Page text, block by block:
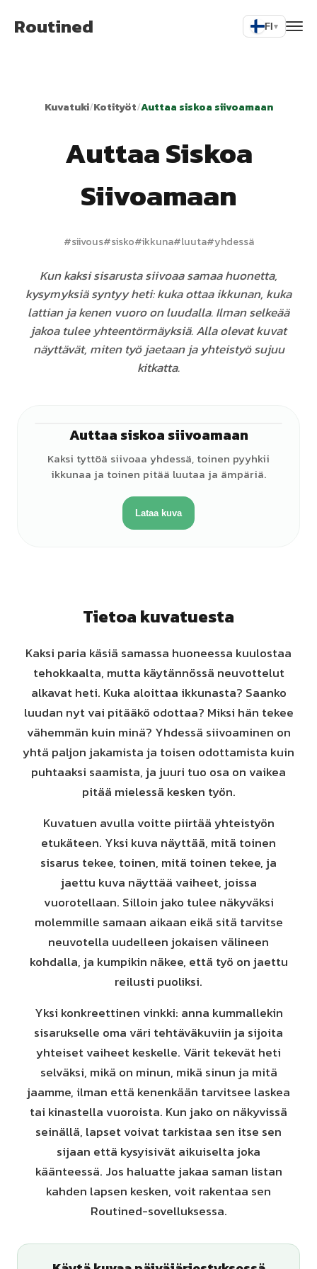
Routined FI▾
Kuvatuki/Kotityöt/Auttaa siskoa siivoamaan
Auttaa Siskoa
Siivoamaan
#siivous#sisko#ikkuna#luuta#yhdessä
Kun kaksi sisarusta siivoaa samaa huonetta,
kysymyksiä syntyy heti: kuka ottaa ikkunan, kuka
lattian ja kenen vuoro on luudalla. Ilman selkeää
jakoa tulee yhteentörmäyksiä. Alla olevat kuvat
näyttävät, miten työ jaetaan ja yhteistyö sujuu
kitkatta.
Auttaa siskoa siivoamaan
Kaksi tyttöä siivoaa yhdessä, toinen pyyhkii
ikkunaa ja toinen pitää luutaa ja ämpäriä.
Lataa kuva
Tietoa kuvatuesta
Kaksi paria käsiä samassa huoneessa kuulostaa
tehokkaalta, mutta käytännössä neuvottelut
alkavat heti. Kuka aloittaa ikkunasta? Saanko
luudan nyt vai pitääkö odottaa? Miksi hän tekee
vähemmän kuin minä? Yhdessä siivoaminen on
yhtä paljon jakamista ja toisen odottamista kuin
puhtaaksi saamista, ja juuri tuo osa on vaikea
pitää mielessä kesken työn.
Kuvatuen avulla voitte piirtää yhteistyön
etukäteen. Yksi kuva näyttää, mitä toinen
sisarus tekee, toinen, mitä toinen tekee, ja
jaettu kuva näyttää vaiheet, joissa
vuorotellaan. Silloin jako tulee näkyväksi
molemmille samaan aikaan eikä sitä tarvitse
neuvotella uudelleen jokaisen välineen
kohdalla, ja kumpikin näkee, että työ on jaettu
reilusti puoliksi.
Yksi konkreettinen vinkki: anna kummallekin
sisarukselle oma väri tehtäväkuviin ja sijoita
yhteiset vaiheet keskelle. Värit tekevät heti
selväksi, mikä on minun, mikä sinun ja mitä
jaamme, ilman että kenenkään tarvitsee laskea
tai kinastella vuoroista. Kun jako on näkyvissä
seinällä, lapset voivat tarkistaa sen itse sen
sijaan että kysyisivät aikuiselta joka
käänteessä. Jos haluatte jakaa saman listan
kahden lapsen kesken, voit rakentaa sen
Routined-sovelluksessa.